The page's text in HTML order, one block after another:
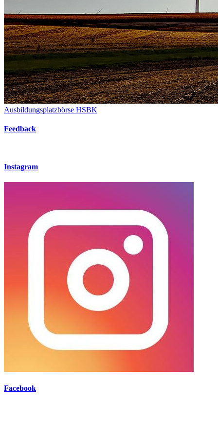
Ausbildungsplatzbörse HSBK
Feedback
Instagram
Facebook